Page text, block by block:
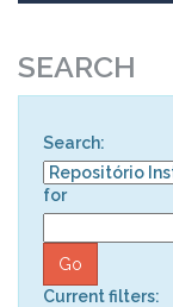
SEARCH
Search:
for
Current filters: